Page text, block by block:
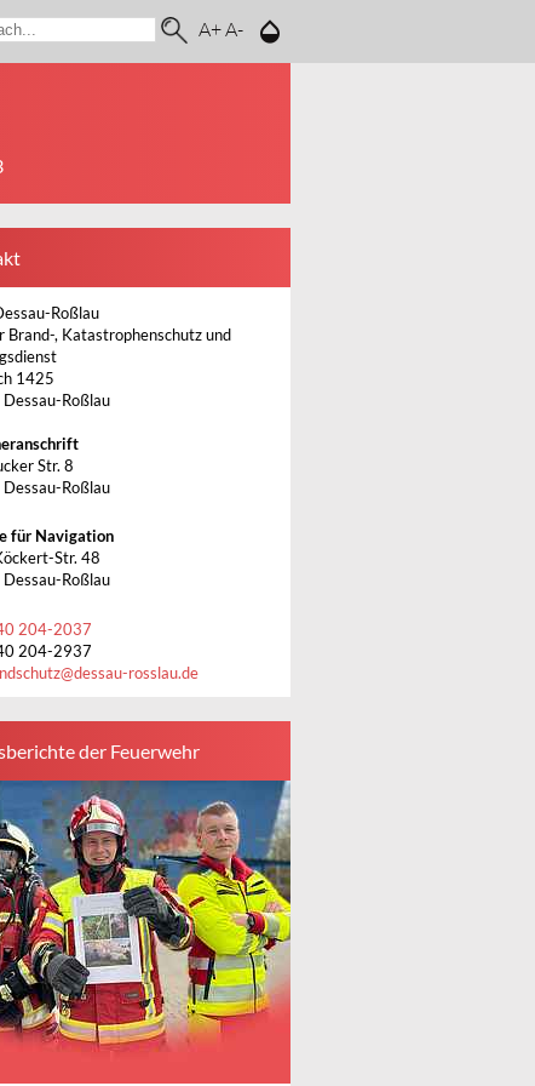
A+A-
Roßlau
Brand-, Katastrophenschutz und
1425
Roßlau
Str. 8
Roßlau
für Navigation
Str. 48
Roßlau
204-2037
204-2937
@dessau-rosslau.de
der Feuerwehr